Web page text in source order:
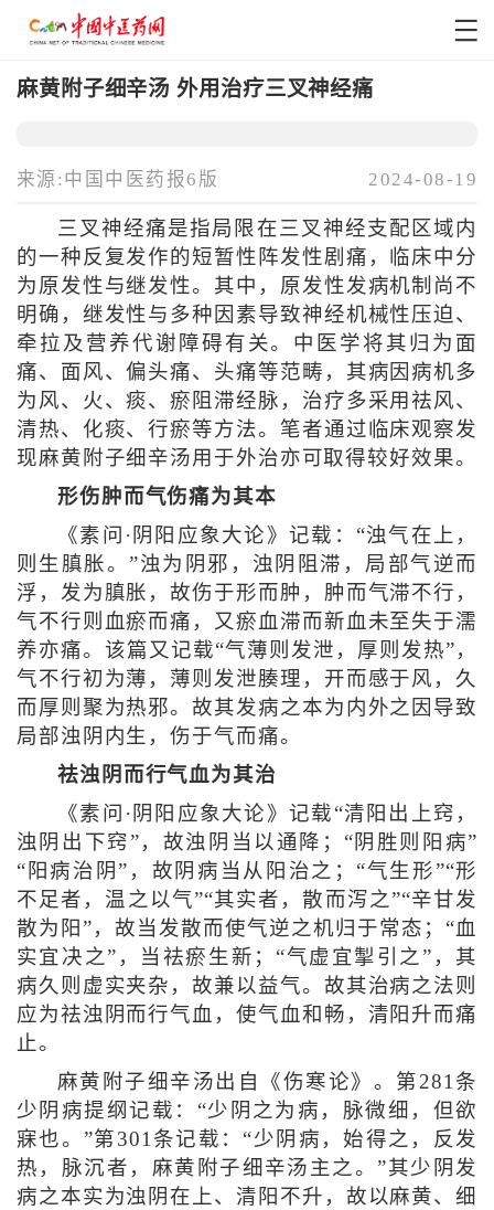
麻黄附子细辛汤 外用治疗三叉神经痛
来源:中国中医药报6版 2024-08-19
三叉神经痛是指局限在三叉神经支配区域内
的一种反复发作的短暂性阵发性剧痛，临床中分
为原发性与继发性。其中，原发性发病机制尚不
明确，继发性与多种因素导致神经机械性压迫、
牵拉及营养代谢障碍有关。中医学将其归为面
痛、面风、偏头痛、头痛等范畴，其病因病机多
为风、火、痰、瘀阻滞经脉，治疗多采用祛风、
清热、化痰、行瘀等方法。笔者通过临床观察发
现麻黄附子细辛汤用于外治亦可取得较好效果。
形伤肿而气伤痛为其本
《素问·阴阳应象大论》记载：“浊气在上，
则生䐜胀。”浊为阴邪，浊阴阻滞，局部气逆而
浮，发为䐜胀，故伤于形而肿，肿而气滞不行，
气不行则血瘀而痛，又瘀血滞而新血未至失于濡
养亦痛。该篇又记载“气薄则发泄，厚则发热”，
气不行初为薄，薄则发泄腠理，开而感于风，久
而厚则聚为热邪。故其发病之本为内外之因导致
局部浊阴内生，伤于气而痛。
祛浊阴而行气血为其治
《素问·阴阳应象大论》记载“清阳出上窍，
浊阴出下窍”，故浊阴当以通降；“阴胜则阳病”
“阳病治阴”，故阴病当从阳治之；“气生形”“形
不足者，温之以气”“其实者，散而泻之”“辛甘发
散为阳”，故当发散而使气逆之机归于常态；“血
实宜决之”，当祛瘀生新；“气虚宜掣引之”，其
病久则虚实夹杂，故兼以益气。故其治病之法则
应为祛浊阴而行气血，使气血和畅，清阳升而痛
止。
麻黄附子细辛汤出自《伤寒论》。第281条
少阴病提纲记载：“少阴之为病，脉微细，但欲
寐也。”第301条记载：“少阴病，始得之，反发
热，脉沉者，麻黄附子细辛汤主之。”其少阴发
病之本实为浊阴在上、清阳不升，故以麻黄、细